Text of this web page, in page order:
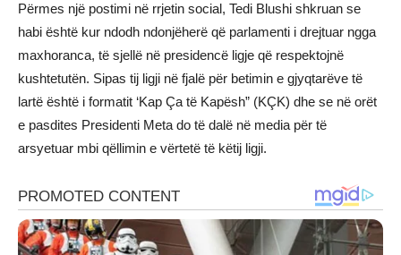
Përmes një postimi në rrjetin social, Tedi Blushi shkruan se
habi është kur ndodh ndonjëherë që parlamenti i drejtuar ngga
maxhoranca, të sjellë në presidencë ligje që respektojnë
kushtetutën. Sipas tij ligji në fjalë për betimin e gjyqtarëve të
lartë është i formatit ‘Kap Ça të Kapësh” (KÇK) dhe se në orët
e pasdites Presidenti Meta do të dalë në media për të
arsyetuar mbi qëllimin e vërtetë të këtij ligji.